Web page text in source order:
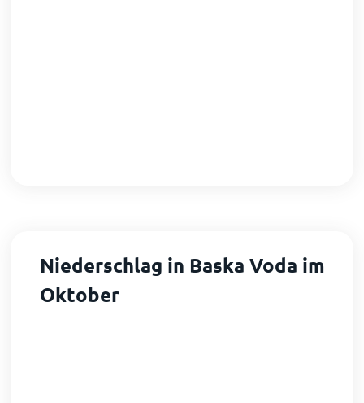
Niederschlag in Baska Voda im
Oktober